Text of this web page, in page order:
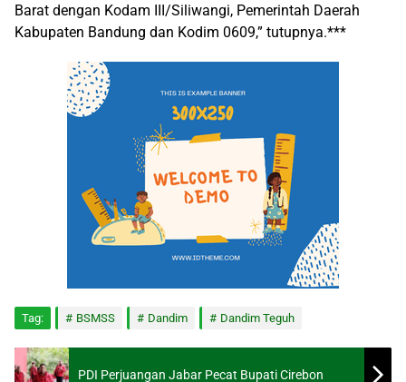
Barat dengan Kodam III/Siliwangi, Pemerintah Daerah
Kabupaten Bandung dan Kodim 0609,” tutupnya.***
Tag: BSMSS Dandim Dandim Teguh
PDI Perjuangan Jabar Pecat Bupati Cirebon